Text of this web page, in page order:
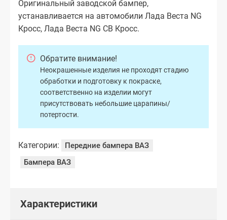
Оригинальный заводской бампер,
устанавливается на автомобили Лада Веста NG
Кросс, Лада Веста NG СВ Кросс.
Обратите внимание!
Неокрашенные изделия не проходят стадию
обработки и подготовку к покраске,
соответственно на изделии могут
присутствовать небольшие царапины/
потертости.
Категории:
Передние бампера ВАЗ
Бампера ВАЗ
Характеристики